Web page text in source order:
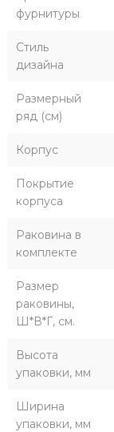
фурнитуры
Стиль
дизайна
Размерный
ряд (см)
Корпус
Покрытие
корпуса
Раковина в
комплекте
Размер
раковины,
Ш*В*Г, см.
Высота
упаковки, мм
Ширина
упаковки, мм